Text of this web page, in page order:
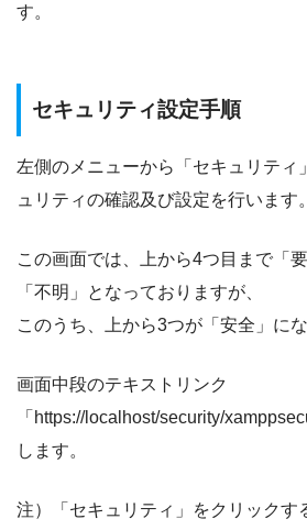
す。
セキュリティ設定手順
左側のメニューから「セキュリティ
ュリティの確認及び設定を行います。
この画面では、上から4つ目まで「
「不明」となっておりますが、
このうち、上から3つが「安全」に
画面中段のテキストリンク
「https://localhost/security/
します。
注）「セキュリティ」をクリックす